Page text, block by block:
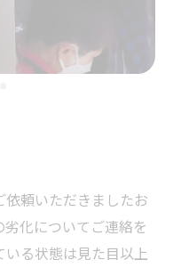
頼いただきましたお
化についてご連絡を
る状態は見た目以上